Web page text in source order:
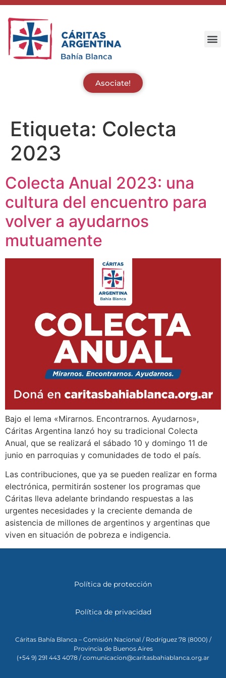
Asociate!
Etiqueta: Colecta
2023
Colecta Anual 2023: una
cultura del encuentro para
volver a ayudarnos
mutuamente
Bajo el lema «Mirarnos. Encontrarnos. Ayudarnos»,
Cáritas Argentina lanzó hoy su tradicional Colecta
Anual, que se realizará el sábado 10 y domingo 11 de
junio en parroquias y comunidades de todo el país.
Las contribuciones, que ya se pueden realizar en forma
electrónica, permitirán sostener los programas que
Cáritas lleva adelante brindando respuestas a las
urgentes necesidades y la creciente demanda de
asistencia de millones de argentinos y argentinas que
viven en situación de pobreza e indigencia.
Política de protección
Política de privacidad
Cáritas Bahía Blanca – Comisión Nacional / Rodríguez 78 (8000) /
Provincia de Buenos Aires
(+54 9) 291 443 4078 / comunicacion@caritasbahiablanca.org.ar